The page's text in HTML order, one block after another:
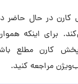
برای اینکه
کارن مطلع
مراجعه کنید.